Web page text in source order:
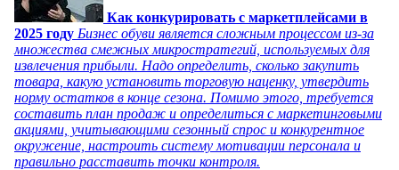
Как конкурировать с маркетплейсами в
2025 году Бизнес обуви является сложным процессом из-за
множества смежных микростратегий, используемых для
извлечения прибыли. Надо определить, сколько закупить
товара, какую установить торговую наценку, утвердить
норму остатков в конце сезона. Помимо этого, требуется
составить план продаж и определиться с маркетинговыми
акциями, учитывающими сезонный спрос и конкурентное
окружение, настроить систему мотивации персонала и
правильно расставить точки контроля.